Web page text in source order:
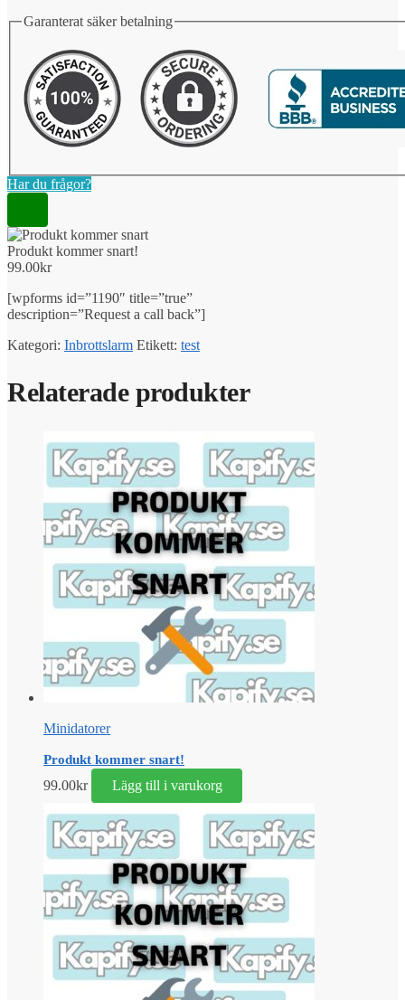
Garanterat säker betalning
Har du frågor?
Produkt kommer snart!
99.00kr
[wpforms id=”1190″ title=”true”
description=”Request a call back”]
Kategori: Inbrottslarm Etikett: test
Relaterade produkter
Minidatorer
Produkt kommer snart!
99.00kr Lägg till i varukorg